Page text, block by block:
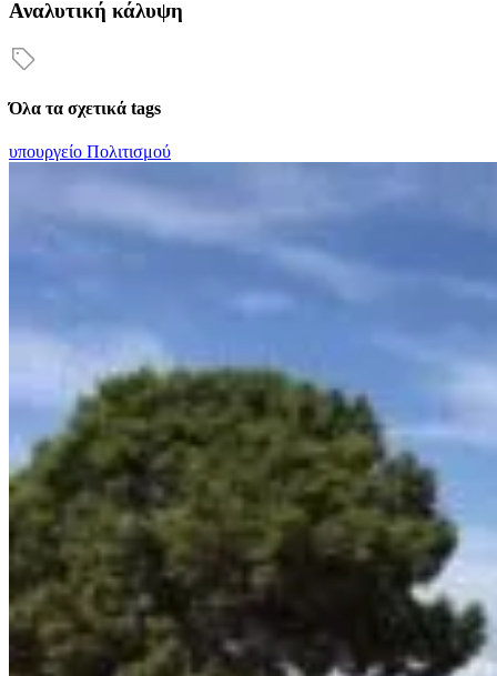
Αναλυτική κάλυψη
Όλα τα σχετικά tags
υπουργείο Πολιτισμού